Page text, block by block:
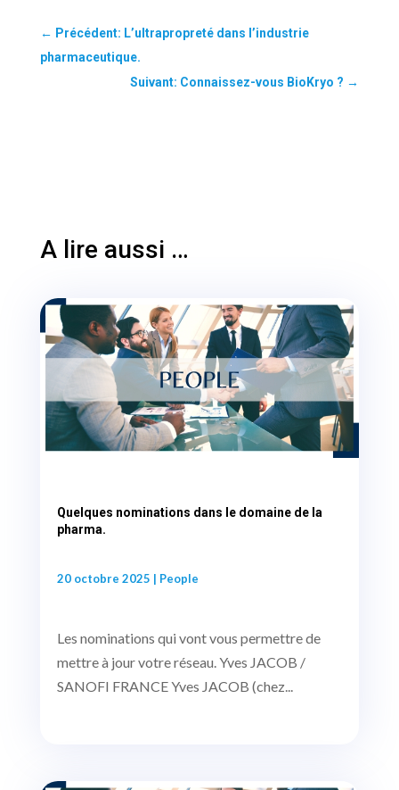
← Précédent: L’ultrapropreté dans l’industrie
pharmaceutique.
Suivant: Connaissez-vous BioKryo ? →
A lire aussi …
Quelques nominations dans le domaine de la
pharma.
20 octobre 2025 | People
Les nominations qui vont vous permettre de
mettre à jour votre réseau. Yves JACOB /
SANOFI FRANCE Yves JACOB (chez...